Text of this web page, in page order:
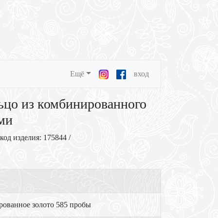
Ещё вход
из комбинированного
изделия: 175844 /
золото 585 пробы